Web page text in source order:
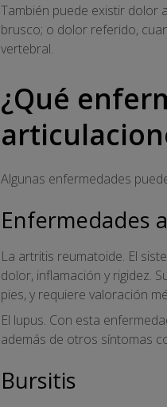
También puede existir dolor
brusco; o dolor referido,
vertebral.
¿Qué
Algunas enfermedades
Enfermedades
La artritis reumatoide. El
dolor, inflamación y rigidez.
pies, y requiere valoración
El lupus. Con esta
además de otros síntomas
Bursitis